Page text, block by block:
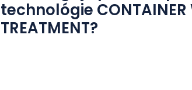
technológie CONTAINER
TREATMENT?